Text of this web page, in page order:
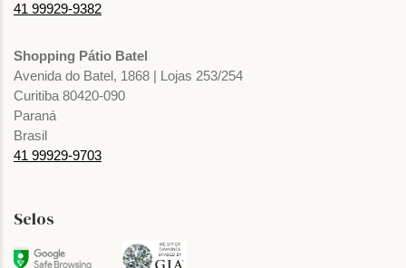
41 99929-9382
Shopping Pátio Batel
Avenida do Batel, 1868 | Lojas 253/254
Curitiba 80420-090
Paraná
Brasil
41 99929-9703
Selos